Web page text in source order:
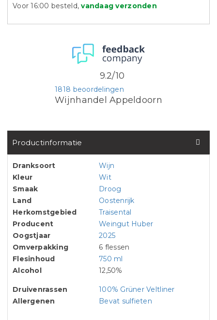
Voor 16:00 besteld,vandaag verzonden
Wijnhandel Appeldoorn
1818 beoordelingen
9.2/10
Productinformatie
Dranksoort
Wijn
Kleur
Wit
Smaak
Droog
Land
Oostenrijk
Herkomstgebied
Traisental
Producent
Weingut Huber
Oogstjaar
2025
Omverpakking
6 flessen
Flesinhoud
750 ml
Alcohol
12,50%
Druivenrassen
100% Grüner Veltliner
Allergenen
Bevat sulfieten